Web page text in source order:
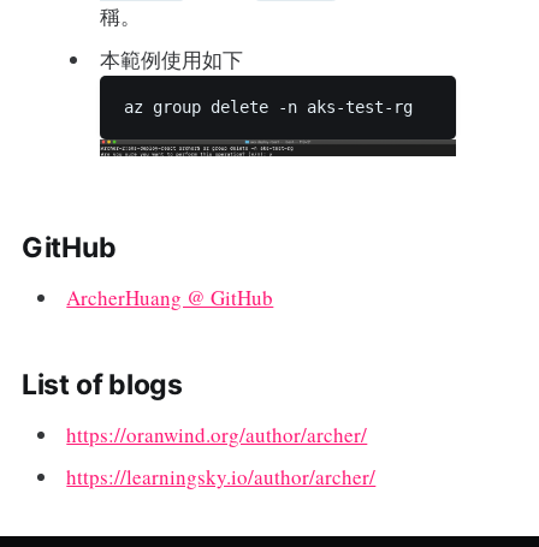
稱。
本範例使用如下
az group delete -n aks-test-rg
GitHub
ArcherHuang @ GitHub
List of blogs
https://oranwind.org/author/archer/
https://learningsky.io/author/archer/